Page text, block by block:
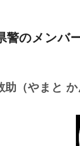
警のメンバ
助（やまと か